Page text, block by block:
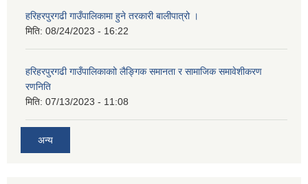
हरिहरपुरगढी गाउँपालिकामा हुने तरकारी बालीपात्रो ।
मिति: 08/24/2023 - 16:22
हरिहरपुरगढी गाउँपालिकाकाो लैङ्गिक समानता र सामाजिक समावेशीकरण
रणनिति
मिति: 07/13/2023 - 11:08
अन्य